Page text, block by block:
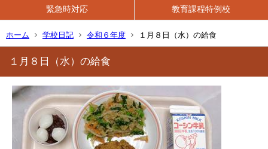
緊急時対応 教育課程特例校
ホーム 学校日記 令和６年度 １月８日（水）の給食
１月８日（水）の給食